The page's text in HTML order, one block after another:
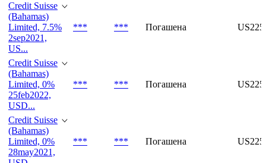
Credit Suisse
(Bahamas)
Limited, 7.5%
2sep2021,
US...
*** *** Погашена
Credit Suisse
(Bahamas)
Limited, 0%
25feb2022,
USD...
*** *** Погашена
Credit Suisse
(Bahamas)
Limited, 0%
28may2021,
*** *** Погашена